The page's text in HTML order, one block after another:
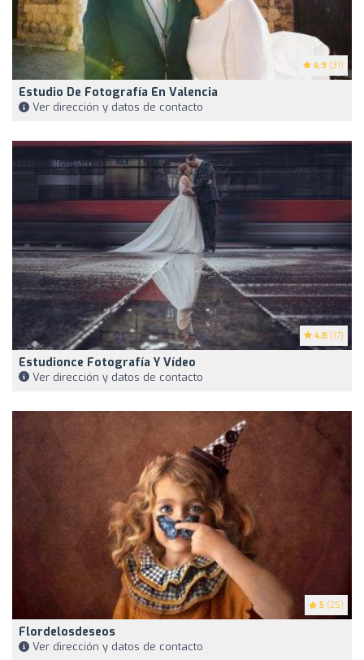
4.9 (31)
Estudio De Fotografía En Valencia
Ver dirección y datos de contacto
4.8 (17)
Estudionce Fotografía Y Vídeo
Ver dirección y datos de contacto
5 (25)
Flordelosdeseos
Ver dirección y datos de contacto